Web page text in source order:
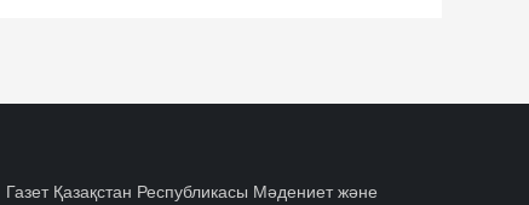
Газет Қазақстан Республикасы Мәдениет және